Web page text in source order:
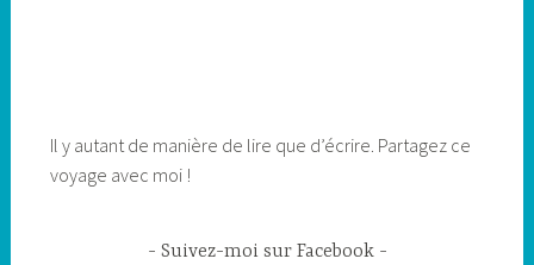
Il y autant de manière de lire que d’écrire. Partagez ce
voyage avec moi !
Suivez-moi sur Facebook